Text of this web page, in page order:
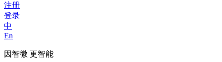
注册
登录
中
En
因智微 更智能